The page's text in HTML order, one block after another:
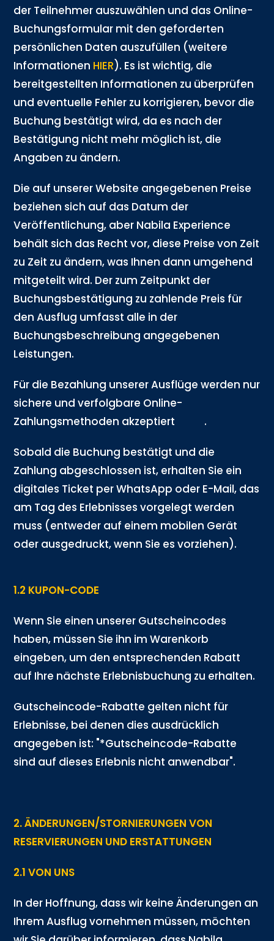
der Teilnehmer auszuwählen und das Online-
Buchungsformular mit den geforderten
persönlichen Daten auszufüllen (weitere
Informationen HIER). Es ist wichtig, die
bereitgestellten Informationen zu überprüfen
und eventuelle Fehler zu korrigieren, bevor die
Buchung bestätigt wird, da es nach der
Bestätigung nicht mehr möglich ist, die
Angaben zu ändern.
Die auf unserer Website angegebenen Preise
beziehen sich auf das Datum der
Veröffentlichung, aber Nabila Experience
behält sich das Recht vor, diese Preise von Zeit
zu Zeit zu ändern, was Ihnen dann umgehend
mitgeteilt wird. Der zum Zeitpunkt der
Buchungsbestätigung zu zahlende Preis für
den Ausflug umfasst alle in der
Buchungsbeschreibung angegebenen
Leistungen.
Für die Bezahlung unserer Ausflüge werden nur
sichere und verfolgbare Online-
Zahlungsmethoden akzeptiert
.
Sobald die Buchung bestätigt und die
Zahlung abgeschlossen ist, erhalten Sie ein
digitales Ticket per WhatsApp oder E-Mail, das
am Tag des Erlebnisses vorgelegt werden
muss (entweder auf einem mobilen Gerät
oder ausgedruckt, wenn Sie es vorziehen).
1.2 KUPON-CODE
Wenn Sie einen unserer Gutscheincodes
haben, müssen Sie ihn im Warenkorb
eingeben, um den entsprechenden Rabatt
auf Ihre nächste Erlebnisbuchung zu erhalten.
Gutscheincode-Rabatte gelten nicht für
Erlebnisse, bei denen dies ausdrücklich
angegeben ist: "*Gutscheincode-Rabatte
sind auf dieses Erlebnis nicht anwendbar".
2. ÄNDERUNGEN/STORNIERUNGEN VON
RESERVIERUNGEN UND ERSTATTUNGEN
2.1 VON UNS
In der Hoffnung, dass wir keine Änderungen an
Ihrem Ausflug vornehmen müssen, möchten